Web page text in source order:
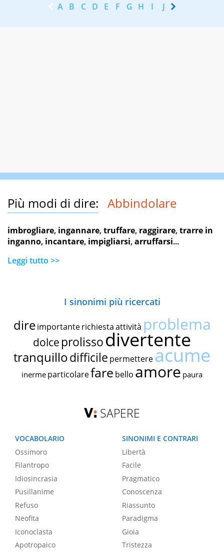
A B C D E F G H I J K
Più modi di dire: Abbindolare
imbrogliare, ingannare,truffare, raggirare,trarre in
inganno, incantare, impigliarsi,arruffarsi...
Leggi tutto >>
I sinonimi più ricercati
dire importante richiestaattività problema
dolce prolissodivertente
tranquillodifficile permettereacume
inerme particolarefare bello amore paura
SAPERE
VOCABOLARIO
Ossimoro
Filantropo
Idiosincrasia
Pusillanime
Refuso
Neofita
Iconoclasta
Apotropaico
SINONIMI E CONTRARI
Libertà
Facile
Pragmatico
Conoscenza
Riassunto
Paradigma
Gioia
Tristezza